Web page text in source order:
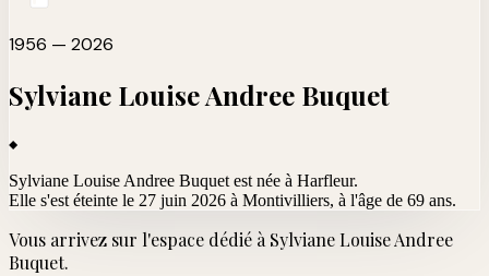
1956 — 2026
Sylviane Louise Andree Buquet
Sylviane Louise Andree Buquet est née à Harfleur.
Elle s'est éteinte le 27 juin 2026 à Montivilliers, à l'âge de 69 ans.
Vous arrivez sur l'espace dédié à Sylviane Louise Andree
Buquet.